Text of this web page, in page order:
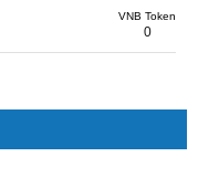
VNB Token
0